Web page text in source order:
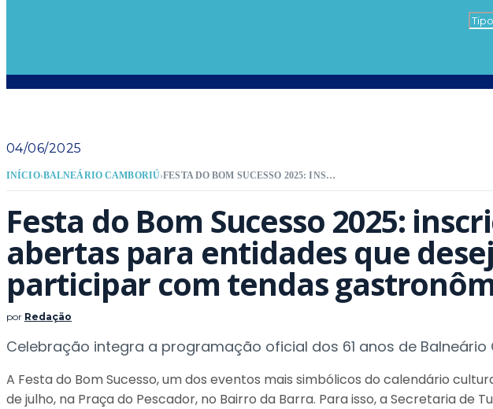
04/06/2025
INÍCIO›BALNEÁRIO CAMBORIÚ› FESTA DO BOM SUCESSO 2025: INSCRIÇÕES ABERTAS PARA ENTIDADES QUE DESEJAM PARTICIPAR COM TENDAS GASTRONÔMICAS
Festa do Bom Sucesso 2025:
abertas para entidades que
participar com tendas
por Redação
Celebração integra a programação oficial dos 61 anos de Balneário
A Festa do Bom Sucesso, um dos eventos mais simbólicos do calendário
de julho, na Praça do Pescador, no Bairro da Barra. Para isso, a Secretaria